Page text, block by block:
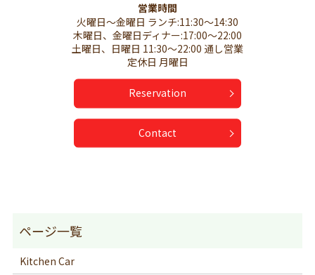
営業時間
火曜日～金曜日 ランチ:11:30～14:30
木曜日、金曜日ディナー:17:00～22:00
土曜日、日曜日 11:30～22:00 通し営業
定休日 月曜日
Reservation
Contact
Kitchen Car